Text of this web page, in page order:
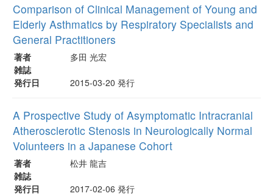
Comparison of Clinical Management of Young and
Elderly Asthmatics by Respiratory Specialists and
General Practitioners
著者
多田 光宏
雑誌
発行日
2015-03-20 発行
A Prospective Study of Asymptomatic Intracranial
Atherosclerotic Stenosis in Neurologically Normal
Volunteers in a Japanese Cohort
著者
松井 龍吉
雑誌
発行日
2017-02-06 発行